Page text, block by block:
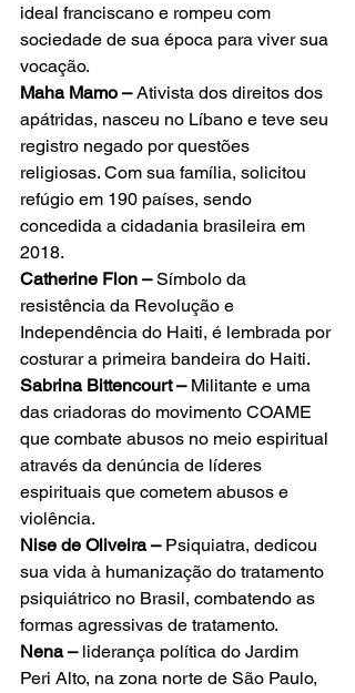
ideal franciscano e rompeu com
sociedade de sua época para viver sua
vocação.
Maha Mamo – Ativista dos direitos dos
apátridas, nasceu no Líbano e teve seu
registro negado por questões
religiosas. Com sua família, solicitou
refúgio em 190 países, sendo
concedida a cidadania brasileira em
2018.
Catherine Flon – Símbolo da
resistência da Revolução e
Independência do Haiti, é lembrada por
costurar a primeira bandeira do Haiti.
Sabrina Bittencourt – Militante e uma
das criadoras do movimento COAME
que combate abusos no meio espiritual
através da denúncia de líderes
espirituais que cometem abusos e
violência.
Nise de Oliveira – Psiquiatra, dedicou
sua vida à humanização do tratamento
psiquiátrico no Brasil, combatendo as
formas agressivas de tratamento.
Nena – liderança política do Jardim
Peri Alto, na zona norte de São Paulo,